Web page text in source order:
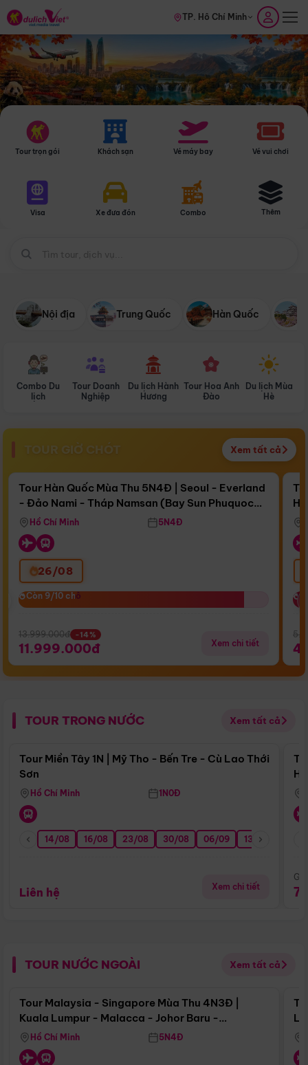
TP. Hồ Chí Minh
Tour trọn gói Khách sạn Vé máy bay Vé vui chơi
Visa Xe đưa đón Combo Thêm
Nội địa Trung Quốc Hàn Quốc
Combo Du
lịch
Tour Doanh
Nghiệp
Du lịch Hành
Hương
Tour Hoa Anh
Đào
Du lịch Mùa
Hè
TOUR GIỜ CHÓT Xem tất cả
Còn17 ngày 00:01:50
Bay Sun Phuquoc Airways
Điểm nổi bật
Tour Hàn Quốc Mùa Thu 5N4Đ | Seoul - Everland
- Đảo Nami - Tháp Namsan (Bay Sun Phuquoc
Airways)
Hồ Chí Minh 5N4Đ
26/08
Còn 9/10 chỗ
Còn 9/10 chỗ
13.999.000đ -14%
11.999.000đ Xem chi tiết
TOUR TRONG NƯỚC Xem tất cả
Điểm nổi bật
Tour Miền Tây 1N | Mỹ Tho - Bến Tre - Cù Lao Thới
Sơn
Hồ Chí Minh 1N0Đ
14/08 16/08 23/08 30/08 06/09 13/09
Liên hệ Xem chi tiết
TOUR NƯỚC NGOÀI Xem tất cả
Điểm nổi bật
Tour Malaysia - Singapore Mùa Thu 4N3Đ |
Kuala Lumpur - Malacca - Johor Baru -
Singapore
Hồ Chí Minh 5N4Đ